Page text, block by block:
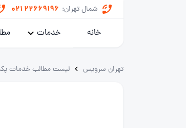
شمال تهران: 021 22669196
خانه خدمات
تهران سرویس لیست مطالب خدمات